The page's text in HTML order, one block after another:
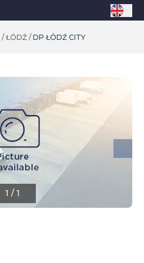
/ ŁÓDŹ / DP ŁÓDŹ CITY
1 / 1